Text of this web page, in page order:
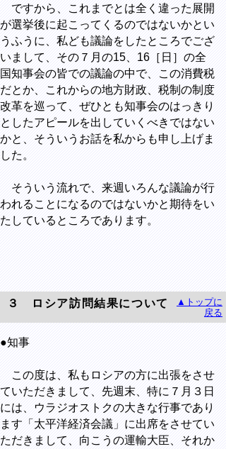
ですから、これまでとは全く違った展開
が選挙後に起こってくるのではないかとい
うふうに、私ども議論をしたところでござ
いまして、その７月の15、16［日］の全
国知事会の皆での議論の中で、この消費税
だとか、これからの地方財政、税制の制度
改革を巡って、ぜひとも知事会のはっきり
としたアピールを出していくべきではない
かと、そういうお話を私からも申し上げま
した。
そういう流れで、来週いろんな議論が行
われることになるのではないかと期待をい
たしているところであります。
３ ロシア訪問結果について
▲トップに
戻る
●知事
この度は、私もロシアの方に出張をさせ
ていただきまして、先週末、特に７月３日
には、ウラジオストクの大きな行事であり
ます「太平洋経済会議」に出席をさせてい
ただきまして、向こうの運輸大臣、それか